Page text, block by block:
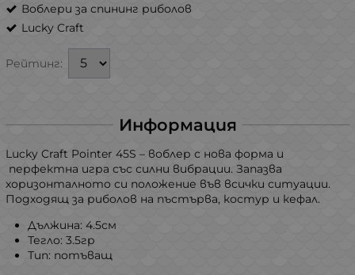
Воблери за спининг риболов
Lucky Craft
Рейтинг:
Информация
Lucky Craft Pointer 45S – воблер с нова форма и
перфектна игра със силни вибрации. Запазва
хоризонталното си положение във всички ситуации.
Подходящ за риболов на пъстърва, костур и кефал.
Дължина: 4.5см
Тегло: 3.5гр
Тип: потъващ